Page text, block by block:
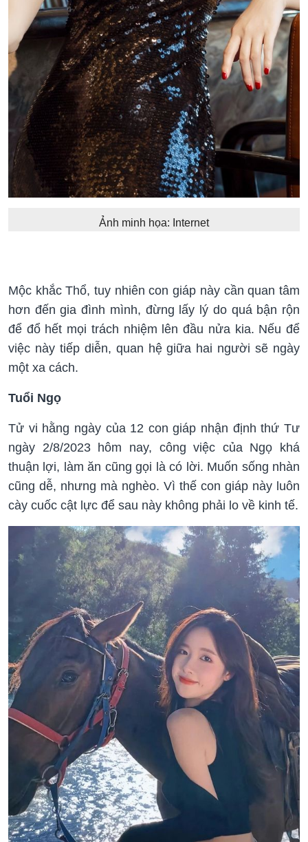
Ảnh minh họa: Internet
Mộc khắc Thổ, tuy nhiên con giáp này cần quan tâm
hơn đến gia đình mình, đừng lấy lý do quá bận rộn
để đổ hết mọi trách nhiệm lên đầu nửa kia. Nếu để
việc này tiếp diễn, quan hệ giữa hai người sẽ ngày
một xa cách.
Tuổi Ngọ
Tử vi hằng ngày của 12 con giáp nhận định thứ Tư
ngày 2/8/2023 hôm nay, công việc của Ngọ khá
thuận lợi, làm ăn cũng gọi là có lời. Muốn sống nhàn
cũng dễ, nhưng mà nghèo. Vì thế con giáp này luôn
cày cuốc cật lực để sau này không phải lo về kinh tế.